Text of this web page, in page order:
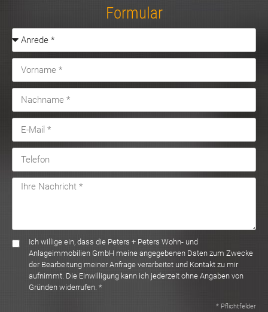
Formular
Ich willige ein, dass die Peters + Peters Wohn- und
Anlageimmobilien GmbH meine angegebenen Daten zum Zwecke
der Bearbeitung meiner Anfrage verarbeitet und Kontakt zu mir
aufnimmt. Die Einwilligung kann ich jederzeit ohne Angaben von
Gründen widerrufen. *
* Pflichtfelder